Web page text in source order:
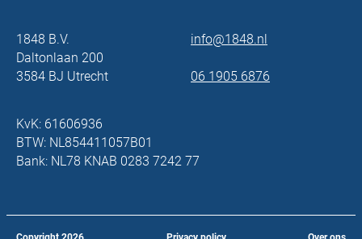
1848 B.V.
Daltonlaan 200
3584 BJ Utrecht
info@1848.nl
06 1905 6876
KvK: 61606936
BTW: NL854411057B01
Bank: NL78 KNAB 0283 7242 77